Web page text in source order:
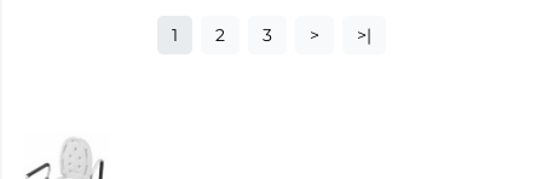
1 2 3 > >|